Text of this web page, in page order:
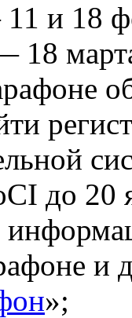
и 18
18
до 20
и
»;